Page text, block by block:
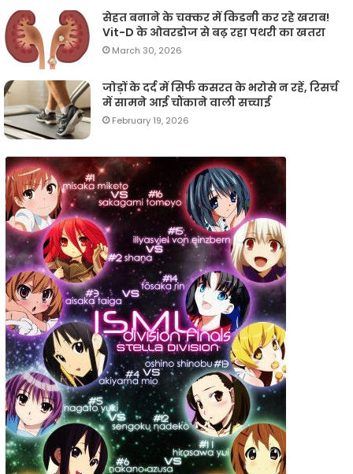
सेहत बनाने के चक्कर में किडनी कर रहे खराब!
Vit-D के ओवरडोज से बढ़ रहा पथरी का खतरा
March 30, 2026
जोड़ों के दर्द में सिर्फ कसरत के भरोसे न रहें, रिसर्च
में सामने आई चौंकाने वाली सच्चाई
February 19, 2026